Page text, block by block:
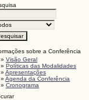
sobre a Conferência
»Visão Geral
»Políticas das Modalidades
»Apresentações
»Agenda da Conferência
»Cronograma